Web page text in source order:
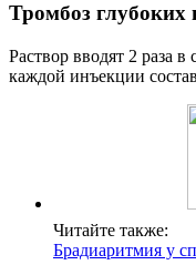
Тромбоз глубоких
Раствор вводят 2 раза
каждой инъекции
Читайте также:
Брадиаритмия у